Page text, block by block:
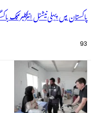
پاکستان میں پہلی نیشنل انٹرکلبز کک
93